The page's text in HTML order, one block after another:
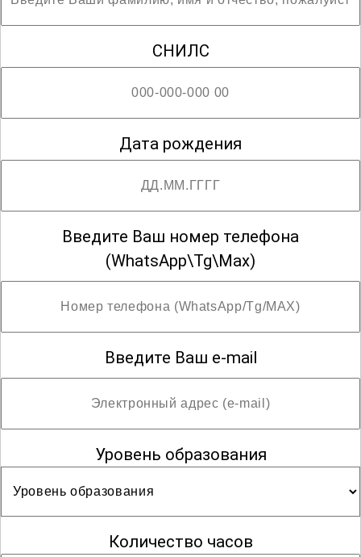
СНИЛС
Дата рождения
Введите Ваш номер телефона
(WhatsApp\Tg\Max)
Введите Ваш e-mail
Уровень образования
Количество часов